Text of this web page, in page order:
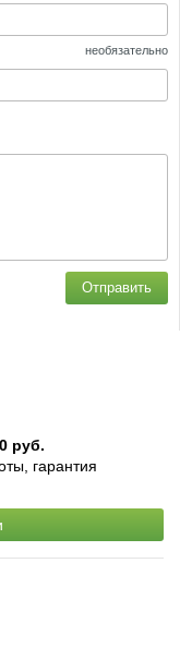
необязательно
Отправить
руб.
гарантия